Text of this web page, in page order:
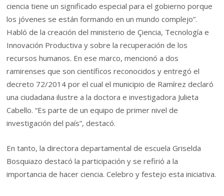
ciencia tiene un significado especial para el gobierno porque
los jóvenes se están formando en un mundo complejo”.
Habló de la creación del ministerio de Çiencia, Tecnología e
Innovación Productiva y sobre la recuperación de los
recursos humanos. En ese marco, mencionó a dos
ramirenses que son científicos reconocidos y entregó el
decreto 72/2014 por el cual el municipio de Ramírez declaró
una ciudadana ilustre a la doctora e investigadora Julieta
Cabello. “Es parte de un equipo de primer nivel de
investigación del país”, destacó.
En tanto, la directora departamental de escuela Griselda
Bosquiazo destacó la participación y se refirió a la
importancia de hacer ciencia. Celebro y festejo esta iniciativa.